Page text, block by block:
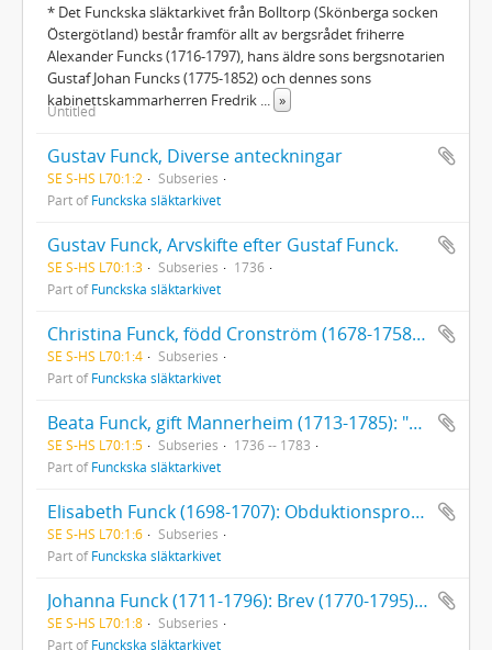
* Det Funckska släktarkivet från Bolltorp (Skönberga socken
Östergötland) består framför allt av bergsrådet friherre
Alexander Funcks (1716-1797), hans äldre sons bergsnotarien
Gustaf Johan Funcks (1775-1852) och dennes sons
kabinettskammarherren Fredrik
»
Untitled
Gustav Funck, Diverse anteckningar
SE S-HS L70:1:2
Subseries
Part ofFunckska släktarkivet
Gustav Funck, Arvskifte efter Gustaf Funck.
SE S-HS L70:1:3 Subseries
1736
Part ofFunckska släktarkivet
Christina Funck, född Cronström (1678-1758): 1 brev till Christina Funck (1736). Testamente (1744). Diverse papper rörande Christina Funcks sterbhus
SE S-HS L70:1:4
Subseries
Part ofFunckska släktarkivet
Beata Funck, gift Mannerheim (1713-1785): "Förteckning på det doter Beata Funck hafwet bekommit till medgift utur huset d 1 Decemb. 1736". [Uppsatt av Christina Funck, född Cronström.]. Testamente (1775). Brev till Beata Funck, 6 st. (1783).
SE S-HS L70:1:5 Subseries
1736 -- 1783
Part ofFunckska släktarkivet
Elisabeth Funck (1698-1707): Obduktionsprotokoll av provinsialläkare Per Elfving
SE S-HS L70:1:6
Subseries
Part ofFunckska släktarkivet
Johanna Funck (1711-1796): Brev (1770-1795) till Johanna Funck. Franska skrivövningar av Johanna Funck. Fröken Johanna Funck, Räkenskaper, bouppteckning med mera
SE S-HS L70:1:8
Subseries
Part ofFunckska släktarkivet